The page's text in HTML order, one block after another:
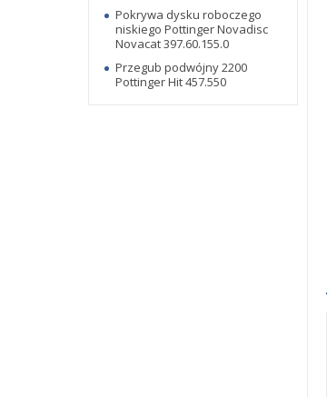
Pokrywa dysku roboczego
niskiego Pottinger Novadisc
Novacat 397.60.155.0
Przegub podwójny 2200
Pottinger Hit 457.550